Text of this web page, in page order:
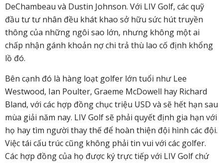
DeChambeau và Dustin Johnson. Với LIV Golf, các quỹ
đầu tư tư nhân đều khát khao sở hữu sức hút truyền
thông của những ngôi sao lớn, nhưng không một ai
chấp nhận gánh khoản nợ chi trả thù lao cố định khổng
lồ đó.
Bên cạnh đó là hàng loạt golfer lớn tuổi như Lee
Westwood, Ian Poulter, Graeme McDowell hay Richard
Bland, với các hợp đồng chục triệu USD và sẽ hết hạn sau
mùa giải năm nay. LIV Golf sẽ phải quyết định gia hạn với
họ hay tìm người thay thế để hoàn thiện đội hình các đội.
Việc tái cấu trúc cũng không phải tin vui với các golfer.
Các hợp đồng của họ được ký trực tiếp với LIV Golf chứ